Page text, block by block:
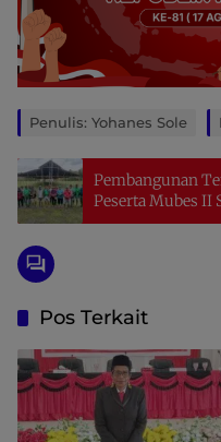
Penulis: Yohanes Sole
Pembangunan
Peserta Mubes II
Persen
Pos Terkait